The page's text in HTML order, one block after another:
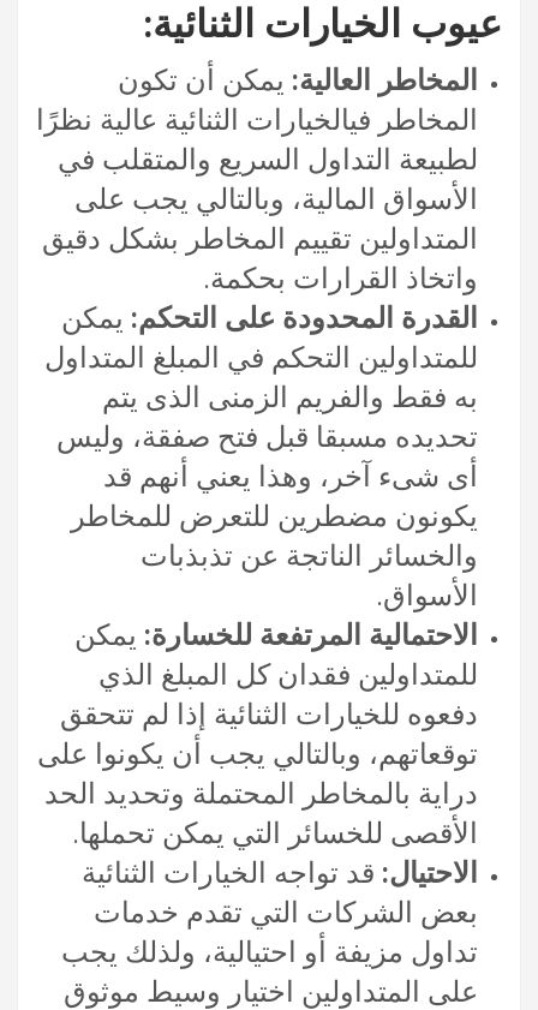
عيوب الخيارات الثنائية:
المخاطر العالية: يمكن أن تكون
المخاطر فيالخيارات الثنائية عالية نظرًا
لطبيعة التداول السريع والمتقلب في
الأسواق المالية، وبالتالي يجب على
المتداولين تقييم المخاطر بشكل دقيق
واتخاذ القرارات بحكمة.
القدرة المحدودة على التحكم: يمكن
للمتداولين التحكم في المبلغ المتداول
به فقط والفريم الزمنى الذى يتم
تحديده مسبقا قبل فتح صفقة، وليس
أى شىء آخر، وهذا يعني أنهم قد
يكونون مضطرين للتعرض للمخاطر
والخسائر الناتجة عن تذبذبات
الأسواق.
الاحتمالية المرتفعة للخسارة: يمكن
للمتداولين فقدان كل المبلغ الذي
دفعوه للخيارات الثنائية إذا لم تتحقق
توقعاتهم، وبالتالي يجب أن يكونوا على
دراية بالمخاطر المحتملة وتحديد الحد
الأقصى للخسائر التي يمكن تحملها.
الاحتيال: قد تواجه الخيارات الثنائية
بعض الشركات التي تقدم خدمات
تداول مزيفة أو احتيالية، ولذلك يجب
على المتداولين اختيار وسيط موثوق